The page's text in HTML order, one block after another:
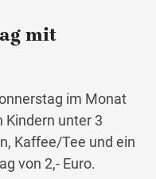
mit
im Monat
Kindern unter 3
Kaffee/Tee und ein
von 2,- Euro.